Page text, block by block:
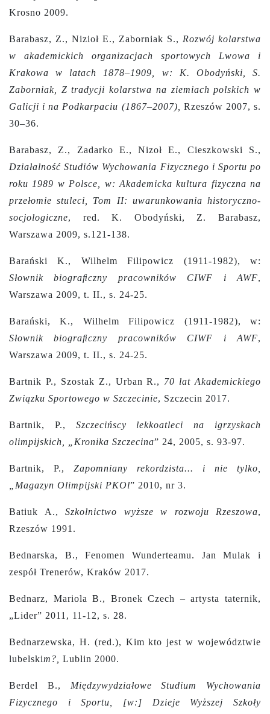
Krosno 2009.
Barabasz, Z., Nizioł E., Zaborniak S., Rozwój kolarstwa
w akademickich organizacjach sportowych Lwowa i
Krakowa w latach 1878–1909, w: K. Obodyński, S.
Zaborniak, Z tradycji kolarstwa na ziemiach polskich w
Galicji i na Podkarpaciu (1867–2007),
Rzeszów 2007, s.
30–36.
Barabasz, Z., Zadarko E., Nizoł E., Cieszkowski S.,
Działalność Studiów Wychowania Fizycznego i Sportu po
roku 1989 w Polsce, w: Akademicka kultura fizyczna na
przełomie stuleci, Tom II: uwarunkowania historyczno-
socjologiczne,
red. K. Obodyński, Z. Barabasz,
Warszawa 2009, s.121-138.
Barański K., Wilhelm Filipowicz (1911-1982), w:
Słownik biograﬁczny pracowników CIWF i AWF,
Warszawa 2009, t. II., s. 24-25.
Barański, K., Wilhelm Filipowicz (1911-1982), w:
Słownik biograﬁczny pracowników CIWF i AWF,
Warszawa 2009, t. II., s. 24-25.
Bartnik P., Szostak Z., Urban R., 70 lat Akademickiego
Związku Sportowego w Szczecinie, Szczecin 2017.
Bartnik, P., Szczecińscy lekkoatleci na igrzyskach
olimpijskich, „Kronika Szczecina” 24, 2005, s. 93-97.
Bartnik, P., Zapomniany rekordzista... i nie tylko,
„Magazyn Olimpijski PKOl” 2010, nr 3.
Batiuk A., Szkolnictwo wyższe w rozwoju Rzeszowa,
Rzeszów 1991.
Bednarska, B., Fenomen Wunderteamu. Jan Mulak i
zespół Trenerów, Kraków 2017.
Bednarz, Mariola B., Bronek Czech – artysta taternik,
„Lider” 2011, 11-12, s. 28.
Bednarzewska, H. (red.), Kim kto jest w województwie
lubelskim?, Lublin 2000.
Berdel B., Międzywydziałowe Studium Wychowania
Fizycznego i Sportu, [w:] Dzieje Wyższej Szkoły